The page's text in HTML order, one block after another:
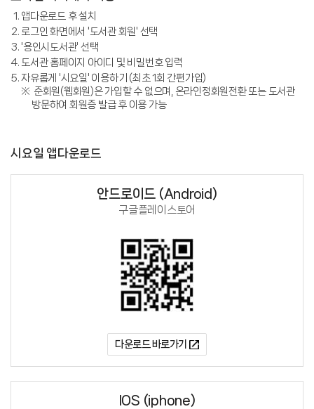
앱다운로드 후 설치
로그인 화면에서 '도서관 회원' 선택
'용인시도서관' 선택
도서관 홈페이지 아이디 및 비밀번호 입력
자유롭게 '시요일' 이용하기 (최초 1회 간편가입)
준회원(웹회원)은 가입할 수 없으며, 온라인정회원전환 또는 도서관
방문하여 회원증 발급 후 이용 가능
시요일 앱다운로드
안드로이드 (Android)
구글플레이스토어
다운로드 바로가기
IOS (iphone)